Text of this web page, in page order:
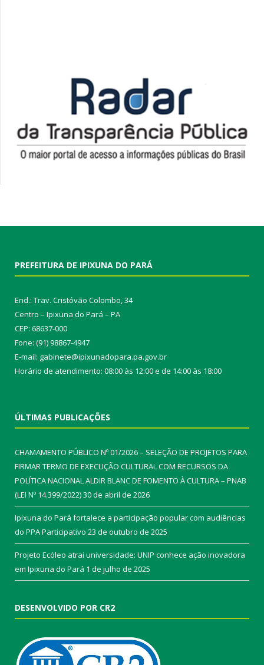
PREFEITURA DE IPIXUNA DO PARÁ
End.: Trav. Cristóvão Colombo, 34
Centro – Ipixuna do Pará – PA
CEP: 68637-000
Fone: (91) 98867-4947
E-mail: gabinete@ipixunadopara.pa.gov.br
Horário de atendimento: 08:00 às 12:00 e de 14:00 às 18:00
ÚLTIMAS PUBLICAÇÕES
CHAMAMENTO PÚBLICO Nº 01/2026 – SELEÇÃO DE PROJETOS PARA
FIRMAR TERMO DE EXECUÇÃO CULTURAL COM RECURSOS DA
POLÍTICA NACIONAL ALDIR BLANC DE FOMENTO À CULTURA – PNAB
(LEI Nº 14.399/2022)30 de abril de 2026
Ipixuna do Pará fortalece a participação popular com audiências
do PPA Participativo 23 de outubro de 2025
Projeto Ecóleo atrai universidade: UNIP conhece ação inovadora
em Ipixuna do Pará 1 de julho de 2025
DESENVOLVIDO POR CR2